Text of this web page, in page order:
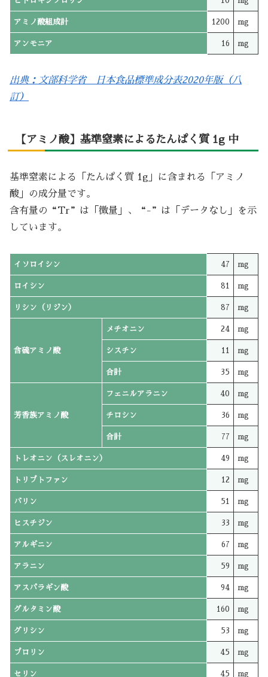
アミノ酸組成計 1200 mg
アンモニア 16 mg
出典：文部科学省 日本食品標準成分表2020年版（八
訂）
【アミノ酸】基準窒素によるたんぱく質 1g 中
基準窒素による「たんぱく質 1g」に含まれる「アミノ
酸」の成分量です。
含有量の“Tr”は「微量」、“-”は「データなし」を示
しています。
イソロイシン 47 mg
ロイシン 81 mg
リシン（リジン） 87 mg
含硫アミノ酸
メチオニン 24 mg
シスチン 11 mg
合計 35 mg
芳香族アミノ酸
フェニルアラニン 40 mg
チロシン 36 mg
合計 77 mg
トレオニン（スレオニン） 49 mg
トリプトファン 12 mg
バリン 51 mg
ヒスチジン 33 mg
アルギニン 67 mg
アラニン 59 mg
アスパラギン酸 94 mg
グルタミン酸 160 mg
グリシン 53 mg
プロリン 45 mg
セリン 45 mg